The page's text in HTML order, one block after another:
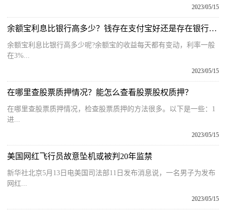
2023/05/15
余额宝利息比银行高多少？钱存在支付宝好还是存在银行好？
余额宝利息比银行高多少呢?余额宝的收益每天都有变动，利率一般
在3%...
2023/05/15
在哪里查股票质押情况？能怎么查看股票股权质押？
在哪里查股票质押情况，检查股票质押的方法很多。以下是一些：1
进...
2023/05/15
美国网红飞行员故意坠机或被判20年监禁
新华社北京5月13日电美国司法部11日发布消息说，一名男子为发布
网红...
2023/05/15